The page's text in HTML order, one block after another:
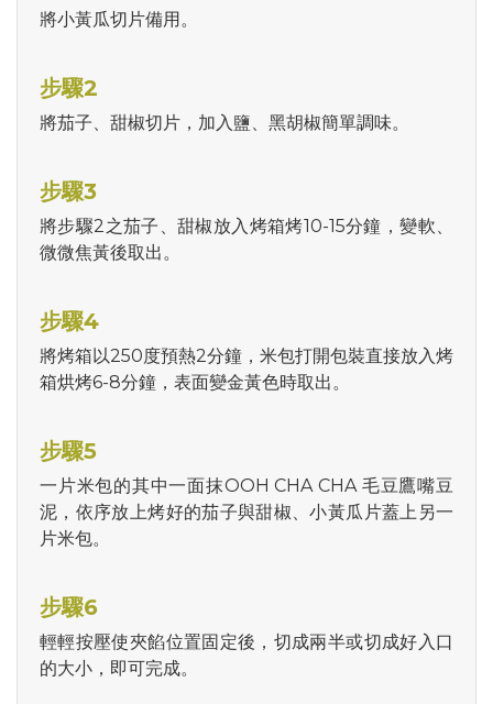
將小黃瓜切片備用。
步驟2
將茄子、甜椒切片，加入鹽、黑胡椒簡單調味。
步驟3
將步驟2之茄子、甜椒放入烤箱烤10-15分鐘，變軟、
微微焦黃後取出。
步驟4
將烤箱以250度預熱2分鐘，米包打開包裝直接放入烤
箱烘烤6-8分鐘，表面變金黃色時取出。
步驟5
一片米包的其中一面抹OOH CHA CHA 毛豆鷹嘴豆
泥，依序放上烤好的茄子與甜椒、小黃瓜片蓋上另一
片米包。
步驟6
輕輕按壓使夾餡位置固定後，切成兩半或切成好入口
的大小，即可完成。